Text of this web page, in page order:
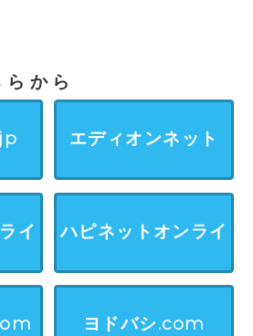
から
エディオンネット
イ ハピネットオンライ
ヨドバシ.com